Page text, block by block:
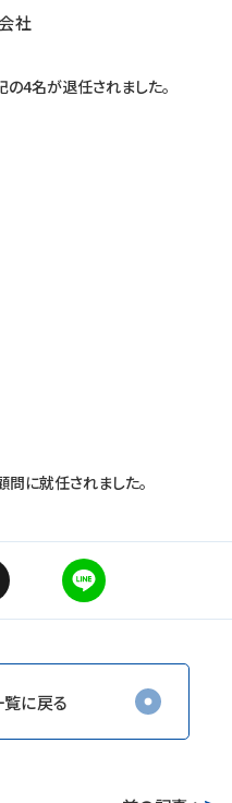
社
の4名が退任されました。
に就任されました。
i
e
に戻る